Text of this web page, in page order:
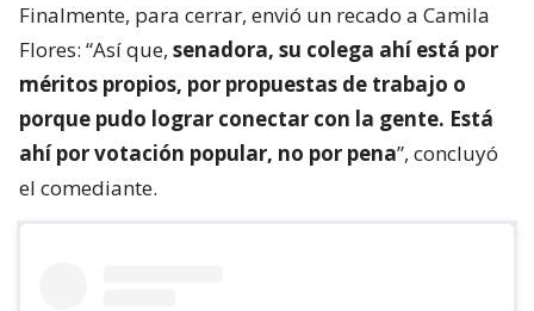
Finalmente, para cerrar, envió un recado a Camila
Flores: “Así que, senadora, su colega ahí está por
méritos propios, por propuestas de trabajo o
porque pudo lograr conectar con la gente. Está
ahí por votación popular, no por pena”, concluyó
el comediante.